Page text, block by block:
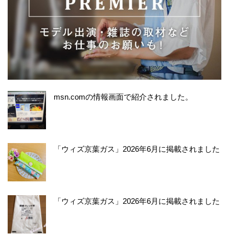
msn.comの情報画面で紹介されました。
「ウィズ京葉ガス」2026年6月に掲載されました
「ウィズ京葉ガス」2026年6月に掲載されました